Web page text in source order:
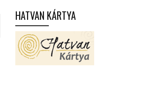
HATVAN KÁRTYA